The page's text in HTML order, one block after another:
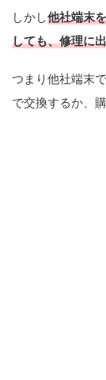
しかし他社端末
しても、修理に
つまり他社端末
で交換するか、